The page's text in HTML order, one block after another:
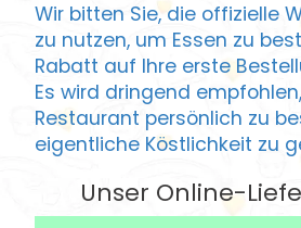
Wir bitten Sie, die offizielle
zu nutzen, um Essen zu
Rabatt auf Ihre erste
Es wird dringend
Restaurant persönlich zu
eigentliche Köstlichkeit zu
Unser Online-